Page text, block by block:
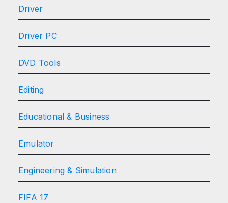
Driver
Driver PC
DVD Tools
Editing
Educational & Business
Emulator
Engineering & Simulation
FIFA 17